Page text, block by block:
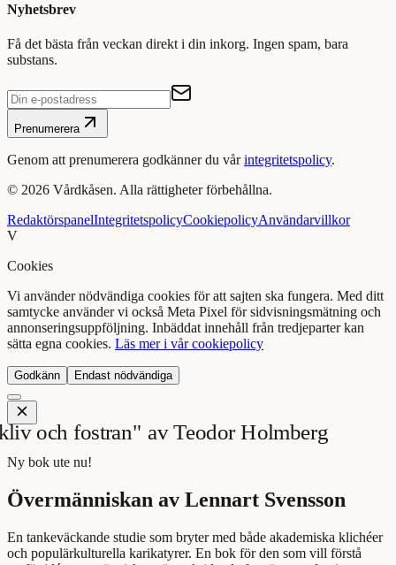
Nyhetsbrev
Få det bästa från veckan direkt i din inkorg. Ingen spam, bara
substans.
Prenumerera
Genom att prenumerera godkänner du vår integritetspolicy.
© 2026 Vårdkåsen. Alla rättigheter förbehållna.
RedaktörspanelIntegritetspolicyCookiepolicyAnvändarvillkor
V
Cookies
Vi använder nödvändiga cookies för att sajten ska fungera. Med ditt
samtycke använder vi också Meta Pixel för sidvisningsmätning och
annonseringsuppföljning. Inbäddat innehåll från tredjeparter kan
sätta egna cookies. Läs mer i vår cookiepolicy
Godkänn Endast nödvändiga
Ny bok ute nu!
Övermänniskan av Lennart Svensson
En tankeväckande studie som bryter med både akademiska klichéer
och populärkulturella karikatyrer. En bok för den som vill förstå